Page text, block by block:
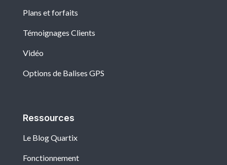
Plans et forfaits
Témoignages Clients
Vidéo
Options de Balises GPS
Ressources
Le Blog Quartix
Fonctionnement